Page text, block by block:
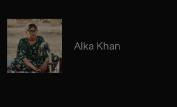
Alka Khan